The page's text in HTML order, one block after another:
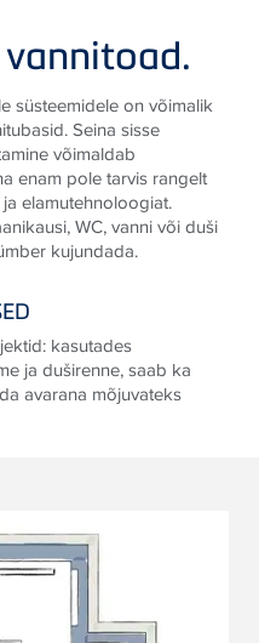
süsteemidele on võimalik
Seina sisse
võimaldab
enam pole tarvis rangelt
elamutehnoloogiat.
WC, vanni või duši
kujundada.
kasutades
ja duširenne, saab ka
avarana mõjuvateks